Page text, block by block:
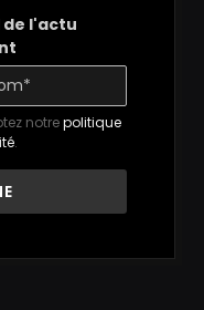
de l'actu
notrepolitique
.